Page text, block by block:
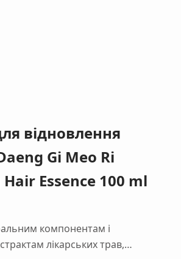
відновлення
Gi Meo Ri
Essence 100 ml
компонентам і
лікарських трав,…